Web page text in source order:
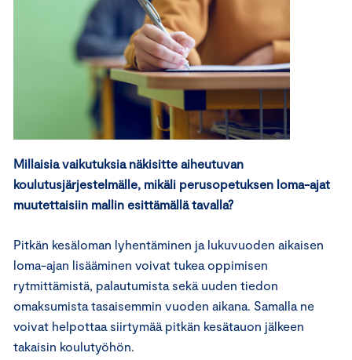
Millaisia vaikutuksia näkisitte aiheutuvan
koulutusjärjestelmälle, mikäli perusopetuksen loma-ajat
muutettaisiin mallin esittämällä tavalla?
Pitkän kesäloman lyhentäminen ja lukuvuoden aikaisen
loma-ajan lisääminen voivat tukea oppimisen
rytmittämistä, palautumista sekä uuden tiedon
omaksumista tasaisemmin vuoden aikana. Samalla ne
voivat helpottaa siirtymää pitkän kesätauon jälkeen
takaisin koulutyöhön.